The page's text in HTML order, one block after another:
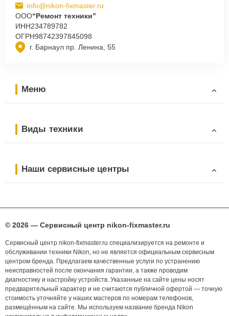
г. Барнаул пр. Ленина, 55
info@nikon-fixmaster.ru
ООО“Ремонт техники”
ИНН234789782
ОГРН98742397845098
Меню
Виды техники
Наши сервисные центры
© 2026 — Сервисный центр nikon-fixmaster.ru
Сервисный центр nikon-fixmaster.ru специализируется на ремонте и
обслуживании техники Nikon, но не является официальным сервисным
центром бренда. Предлагаем качественные услуги по устранению
неисправностей после окончания гарантии, а также проводим
диагностику и настройку устройств. Указанные на сайте цены носят
предварительный характер и не считаются публичной офертой — точную
стоимость уточняйте у наших мастеров по номерам телефонов,
размещённым на сайте. Мы используем название бренда Nikon